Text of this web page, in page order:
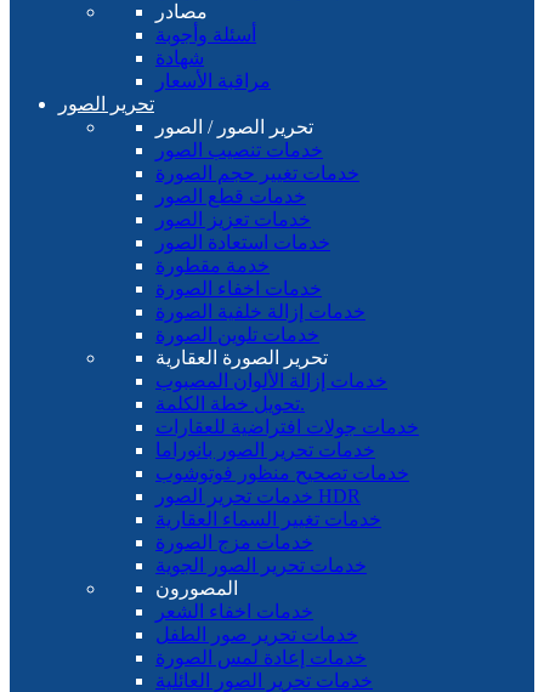
مصادر
أسئلة وأجوبة
شهادة
مراقبة الأسعار
تحرير الصور
تحرير الصور / الصور
خدمات تنصيب الصور
خدمات تغيير حجم الصورة
خدمات قطع الصور
خدمات تعزيز الصور
خدمات استعادة الصور
خدمة مقطورة
خدمات اخفاء الصورة
خدمات إزالة خلفية الصورة
خدمات تلوين الصورة
تحرير الصورة العقارية
خدمات إزالة الألوان المصبوب
تحويل خطة الكلمة.
خدمات جولات افتراضية للعقارات
خدمات تحرير الصور بانوراما
خدمات تصحيح منظور فوتوشوب
خدمات تحرير الصور HDR
خدمات تغيير السماء العقارية
خدمات مزج الصورة
خدمات تحرير الصور الجوية
المصورون
خدمات اخفاء الشعر
خدمات تحرير صور الطفل
خدمات إعادة لمس الصورة
خدمات تحرير الصور العائلية